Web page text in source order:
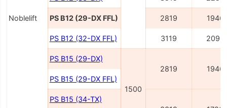
Noblelift PS B12 (29-DX FFL) 2819 1946
PS B12 (32-DX FFL) 3119 2096
PS B15 (29-DX)
1500
2819
1946
PS B15 (29-DX FFL)
PS B15 (34-TX)